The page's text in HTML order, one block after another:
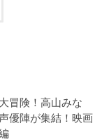
冒険！高山みな
優陣が集結！映画